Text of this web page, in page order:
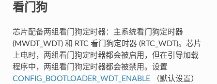
看门狗
芯片配备两组看门狗定时器：主系统看门狗定时器
(MWDT_WDT) 和 RTC 看门狗定时器 (RTC_WDT)。芯片
上电时，两组看门狗定时器都会被启用，但在引导加载
程序中，两组看门狗定时器都会被禁用。设置
CONFIG_BOOTLOADER_WDT_ENABLE（默认设置）